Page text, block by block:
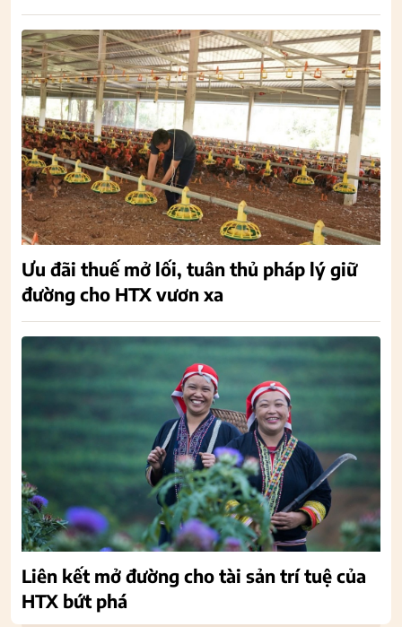
Ưu đãi thuế mở lối, tuân thủ pháp lý giữ
đường cho HTX vươn xa
Liên kết mở đường cho tài sản trí tuệ của
HTX bứt phá